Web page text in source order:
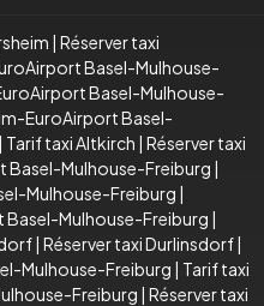
| Réserver taxi
Basel-Mulhouse-
Basel-Mulhouse-
EuroAirport Basel-
| Tarif taxi Altkirch | Réserver taxi
Basel-Mulhouse-Freiburg |
Mulhouse-Freiburg |
Basel-Mulhouse-Freiburg |
| Réserver taxi Durlinsdorf|
Mulhouse-Freiburg | Tarif taxi
Freiburg | Réserver taxi